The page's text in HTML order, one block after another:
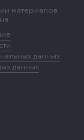
материалов
данных
данных